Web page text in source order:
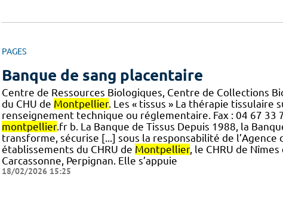
PAGES
Banque de sang placentaire
Centre de Ressources Biologiques, Centre de Collections
du CHU de Montpellier. Les « tissus » La thérapie tissulaire
renseignement technique ou réglementaire. Fax : 04 67 33
montpellier.fr b. La Banque de Tissus Depuis 1988, la
transforme, sécurise [...] sous la responsabilité de
établissements du CHRU de Montpellier, le CHRU de
Carcassonne, Perpignan. Elle s’appuie
18/02/2026 15:25